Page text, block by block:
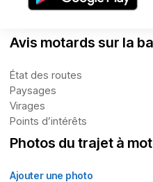
Avis motards sur la
État des routes
Paysages
Virages
Points d’intérêts
Photos du trajet à
Ajouter une photo